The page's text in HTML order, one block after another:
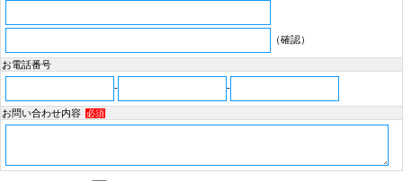
（確認）
お電話番号
- -
お問い合わせ内容 必須